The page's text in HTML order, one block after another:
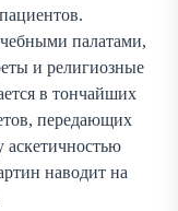
палатами,
и религиозные
в тончайших
передающих
аскетичностью
наводит на